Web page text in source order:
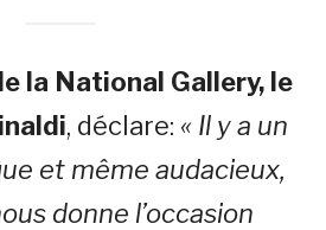
la National Gallery, le
, déclare: « Il y a un
et même audacieux,
donne l’occasion